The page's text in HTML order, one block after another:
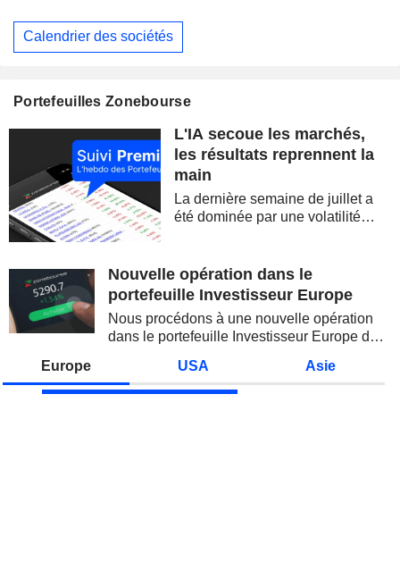
Calendrier des sociétés
Portefeuilles Zonebourse
L'IA secoue les marchés,
les résultats reprennent la
main
La dernière semaine de juillet a
été dominée par une volatilité
semi-conducteurs. Les
inquiétudes sur la soutenabilité
Nouvelle opération dans le
portefeuille Investisseur Europe
Nous procédons à une nouvelle opération
dans le portefeuille Investisseur Europe de
Europe USA Asie